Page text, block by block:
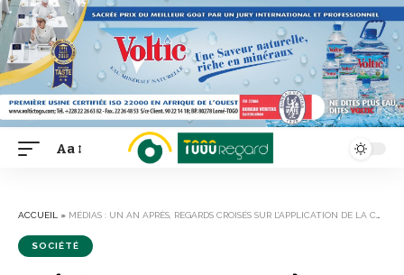
Font
Aa
ACCUEIL » MÉDIAS : UN AN APRÈS, REGARDS CROISÉS SUR L’APPLICATION DE LA CONVENTION COLLECTIVE DES MÉDIAS
SOCIÉTÉ